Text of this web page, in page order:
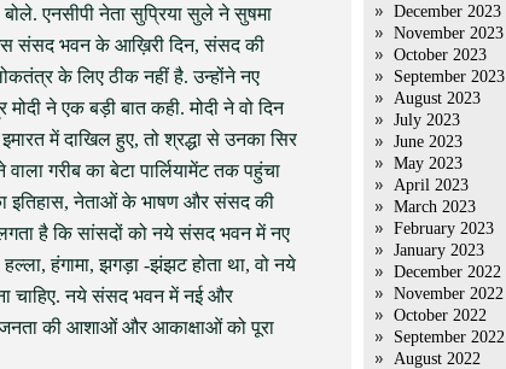
एनसीपी नेता सुप्रिया सुले ने सुषमा
संसद भवन के आख़िरी दिन, संसद की
के लिए ठीक नहीं है. उन्होंने नए
ने एक बड़ी बात कही. मोदी ने वो दिन
में दाखिल हुए, तो श्रद्धा से उनका सिर
गरीब का बेटा पार्लियामेंट तक पहुंचा
इतिहास, नेताओं के भाषण और संसद की
है कि सांसदों को नये संसद भवन में नए
हंगामा, झगड़ा -झंझट होता था, वो नये
चाहिए. नये संसद भवन में नई और
की आशाओं और आकाक्षाओं को पूरा
December 2023
November 2023
October 2023
September 2023
August 2023
July 2023
June 2023
May 2023
April 2023
March 2023
February 2023
January 2023
December 2022
November 2022
October 2022
September 2022
August 2022